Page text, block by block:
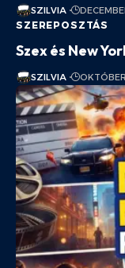
SZILVIA
SZEREPOSZTÁS
Szex és New
SZILVIA